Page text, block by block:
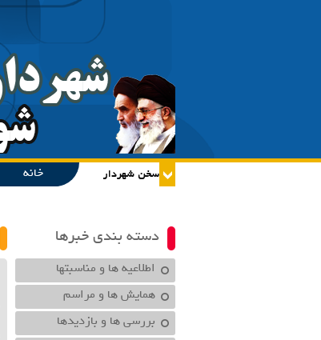
خانه
دسته بندی خبرها
اطلاعیه ها و مناسبتها
همایش ها و مراسم
بررسی ها و بازدیدها